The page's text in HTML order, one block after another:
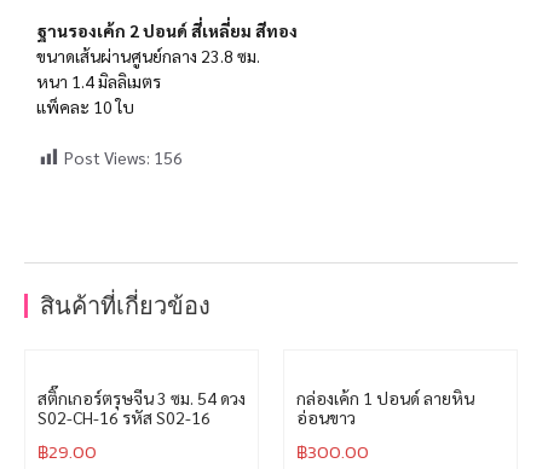
ฐานรองเค้ก 2 ปอนด์ สี่เหลี่ยม สีทอง
ขนาดเส้นผ่านศูนย์กลาง 23.8 ซม.
หนา 1.4 มิลลิเมตร
แพ็คละ 10 ใบ
Post Views: 156
สินค้าที่เกี่ยวข้อง
สติ๊กเกอร์ตรุษจีน 3 ซม. 54 ดวง
S02-CH-16 รหัส S02-16
฿29.00
กล่องเค้ก 1 ปอนด์ ลายหิน
อ่อนขาว
฿300.00